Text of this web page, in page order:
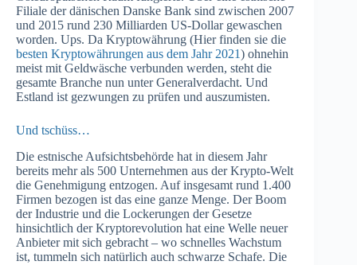
Filiale der dänischen Danske Bank sind zwischen 2007
und 2015 rund 230 Milliarden US-Dollar gewaschen
worden. Ups. Da Kryptowährung (Hier finden sie die
besten Kryptowährungen aus dem Jahr 2021) ohnehin
meist mit Geldwäsche verbunden werden, steht die
gesamte Branche nun unter Generalverdacht. Und
Estland ist gezwungen zu prüfen und auszumisten.
Und tschüss…
Die estnische Aufsichtsbehörde hat in diesem Jahr
bereits mehr als 500 Unternehmen aus der Krypto-Welt
die Genehmigung entzogen. Auf insgesamt rund 1.400
Firmen bezogen ist das eine ganze Menge. Der Boom
der Industrie und die Lockerungen der Gesetze
hinsichtlich der Kryptorevolution hat eine Welle neuer
Anbieter mit sich gebracht – wo schnelles Wachstum
ist, tummeln sich natürlich auch schwarze Schafe. Die